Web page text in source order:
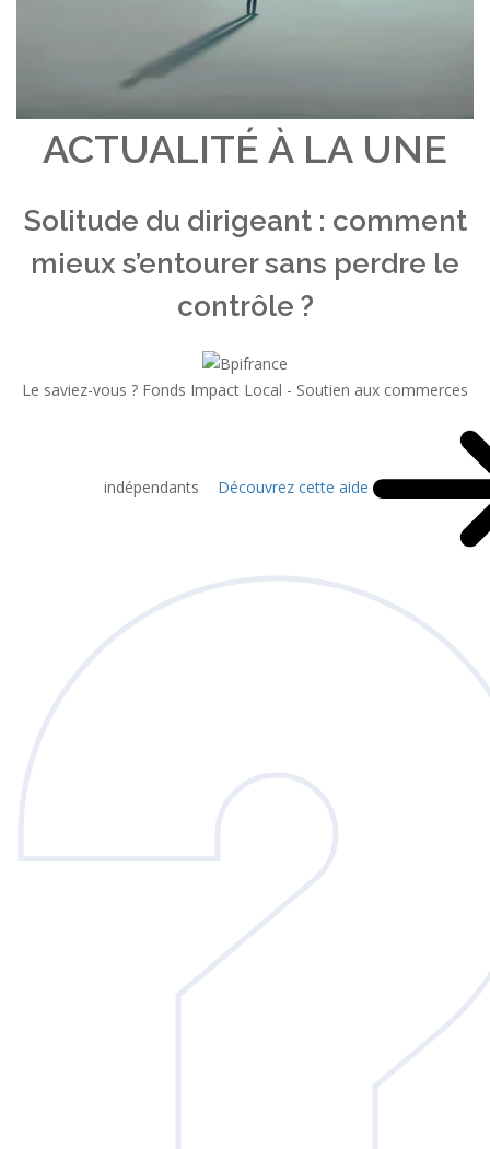
ACTUALITÉ À LA UNE
Solitude du dirigeant : comment
mieux s’entourer sans perdre le
contrôle ?
Le saviez-vous ? Fonds Impact Local - Soutien aux commerces
indépendants Découvrez cette aide